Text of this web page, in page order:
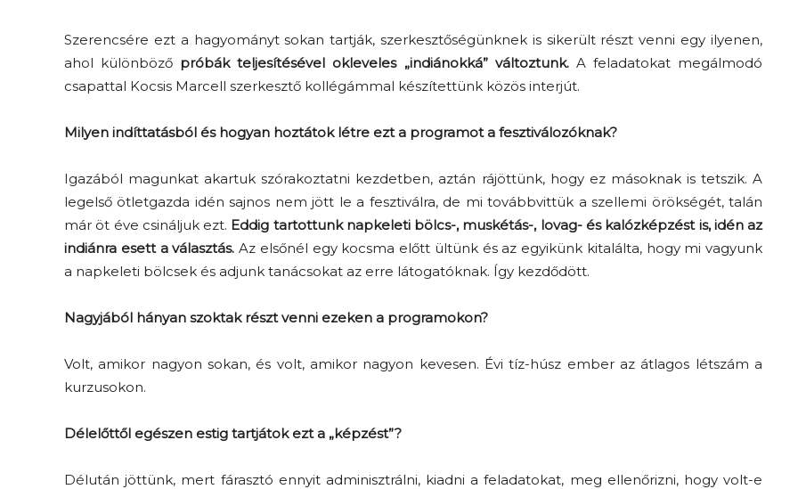
Szerencsére ezt a hagyományt sokan tartják, szerkesztőségünknek is sikerült részt venni egy ilyenen,
ahol különböző próbák teljesítésével okleveles „indiánokká” változtunk.A feladatokat megálmodó
csapattal Kocsis Marcell szerkesztő kollégámmal készítettünk közös interjút.
Milyen indíttatásból és hogyan hoztátok létre ezt a programot a fesztiválozóknak?
Igazából magunkat akartuk szórakoztatni kezdetben, aztán rájöttünk, hogy ez másoknak is tetszik. A
legelső ötletgazda idén sajnos nem jött le a fesztiválra, de mi továbbvittük a szellemi örökségét, talán
már öt éve csináljuk ezt. Eddig tartottunk napkeleti bölcs-, muskétás-, lovag- és kalózképzést is, idén az
indiánra esett a választás. Az elsőnél egy kocsma előtt ültünk és az egyikünk kitalálta, hogy mi vagyunk
a napkeleti bölcsek és adjunk tanácsokat az erre látogatóknak. Így kezdődött.
Nagyjából hányan szoktak részt venni ezeken a programokon?
Volt, amikor nagyon sokan, és volt, amikor nagyon kevesen. Évi tíz-húsz ember az átlagos létszám a
kurzusokon.
Délelőttől egészen estig tartjátok ezt a „képzést”?
Délután jöttünk, mert fárasztó ennyit adminisztrálni, kiadni a feladatokat, meg ellenőrizni, hogy volt-e
Elveszítettük az
Trashről és lélekről
S03E02 premier
Amurpodcast